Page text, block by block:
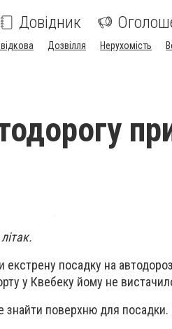
Довідник
Дозвілля Нерухомість
посадку на
у Квебеку йому не
поверхню для посадки.